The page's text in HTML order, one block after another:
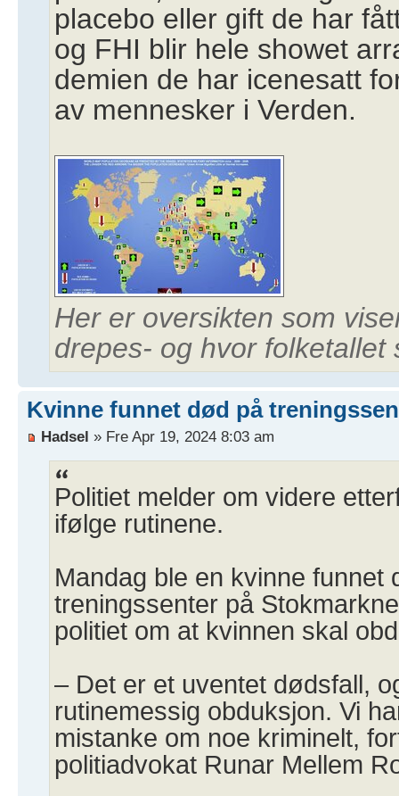
placebo eller gift de har
og FHI blir hele showet
demien de har icenesatt
av mennesker i Verden.
Her er oversikten som
drepes- og hvor folketallet
Kvinne funnet død på
Hadsel » Fre Apr 19, 2024 8:03 am
Politiet melder om videre
ifølge rutinene.
Mandag ble en kvinne funnet
treningssenter på
politiet om at kvinnen skal
– Det er et uventet dødsfall,
rutinemessig obduksjon. Vi
mistanke om noe kriminelt,
politiadvokat Runar Mellem